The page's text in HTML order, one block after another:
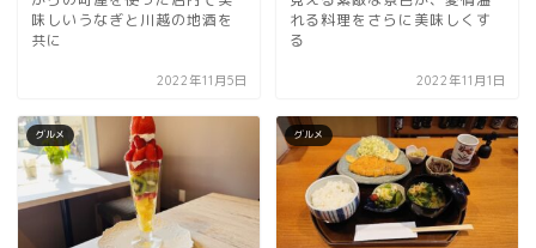
味しいうなぎと川越の地酒を
共に
2022年11月5日
れる料理をさらに美味しくす
る
2022年11月1日
グルメ グルメ